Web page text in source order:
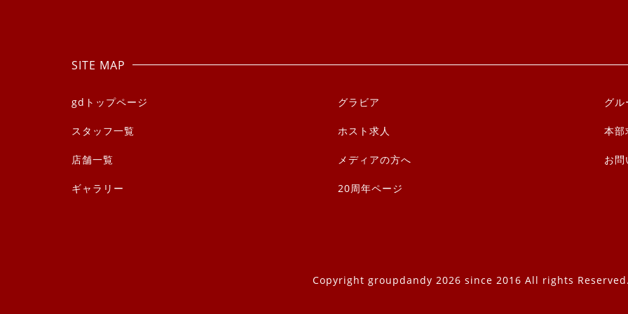
SITE MAP
gdトップページ グラビア グル
スタッフ一覧 ホスト求人 本部
店舗一覧 メディアの方へ お問
ギャラリー 20周年ページ
Copyright groupdandy 2026 since 2016 All rights Reserved.